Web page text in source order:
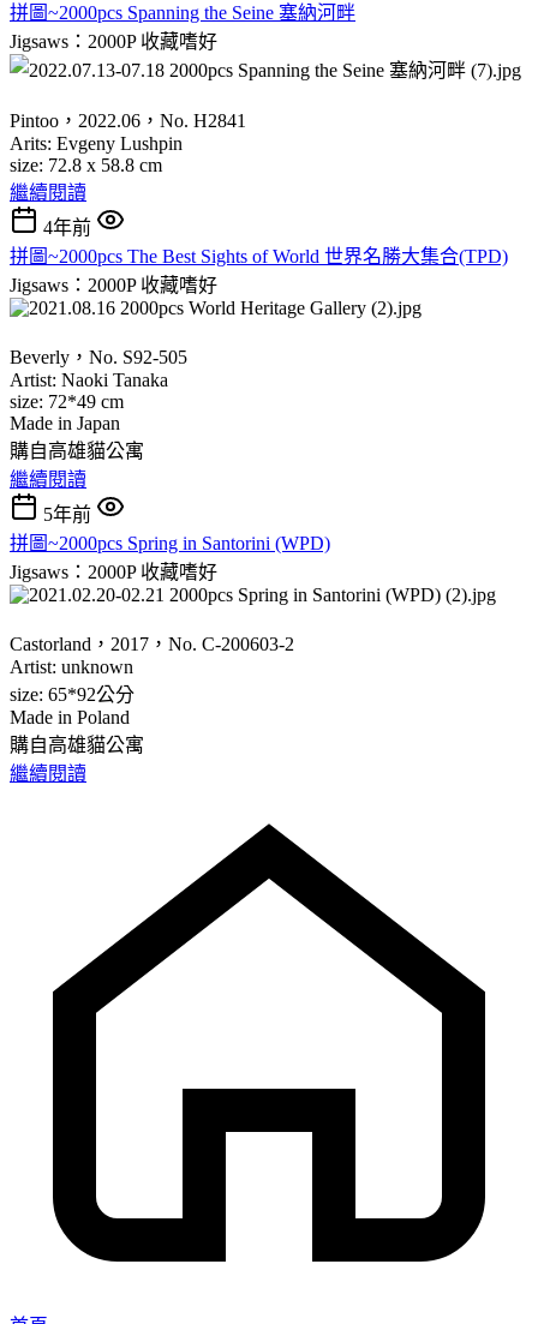
拼圖~2000pcs Spanning the Seine 塞納河畔
Jigsaws：2000P 收藏嗜好
Pintoo，2022.06，No. H2841
Arits: Evgeny Lushpin
size: 72.8 x 58.8 cm
繼續閱讀
4年前
拼圖~2000pcs The Best Sights of World 世界名勝大集合(TPD)
Jigsaws：2000P 收藏嗜好
Beverly，No. S92-505
Artist: Naoki Tanaka
size: 72*49 cm
Made in Japan
購自高雄貓公寓
繼續閱讀
5年前
拼圖~2000pcs Spring in Santorini (WPD)
Jigsaws：2000P 收藏嗜好
Castorland，2017，No. C-200603-2
Artist: unknown
size: 65*92公分
Made in Poland
購自高雄貓公寓
繼續閱讀